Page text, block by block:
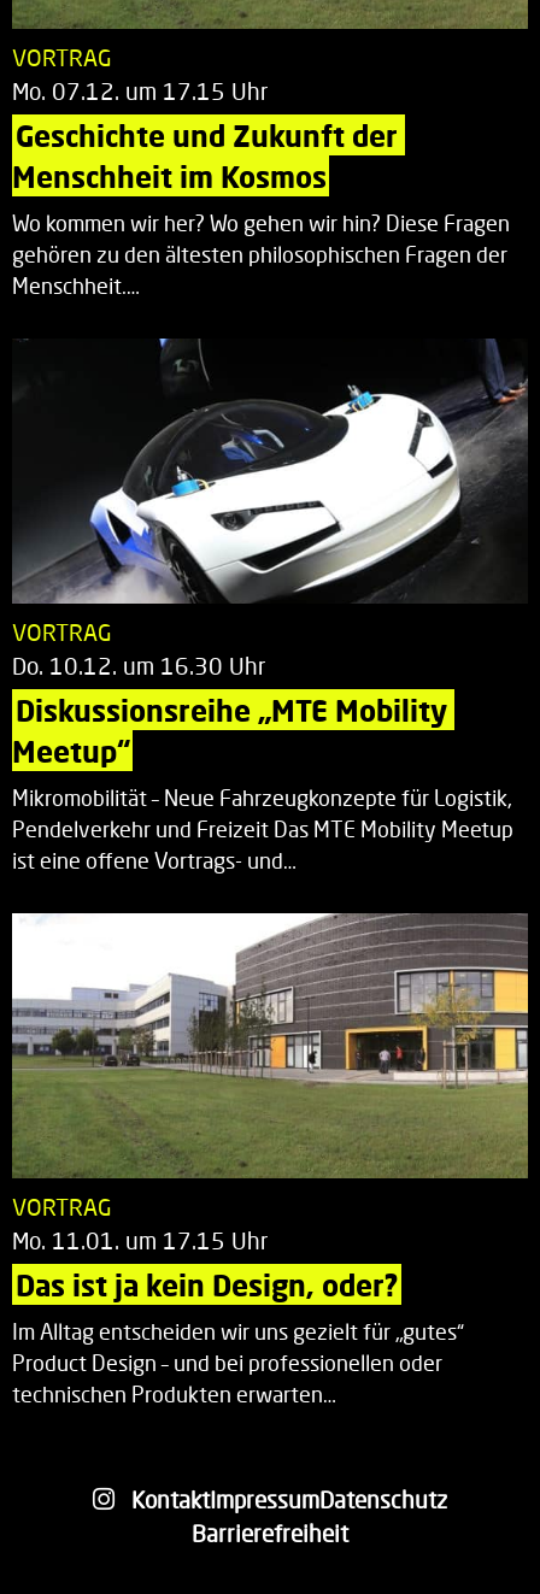
VORTRAG
Mo. 07.12. um 17.15 Uhr
Geschichte und Zukunft der
Menschheit im Kosmos
Wo kommen wir her? Wo gehen wir hin? Diese Fragen
gehören zu den ältesten philosophischen Fragen der
Menschheit.…
VORTRAG
Do. 10.12. um 16.30 Uhr
Diskussionsreihe „MTE Mobility
Meetup“
Mikromobilität – Neue Fahrzeugkonzepte für Logistik,
Pendelverkehr und Freizeit Das MTE Mobility Meetup
ist eine offene Vortrags- und…
VORTRAG
Mo. 11.01. um 17.15 Uhr
Das ist ja kein Design, oder?
Im Alltag entscheiden wir uns gezielt für „gutes“
Product Design – und bei professionellen oder
technischen Produkten erwarten…
KontaktImpressumDatenschutz
Barrierefreiheit